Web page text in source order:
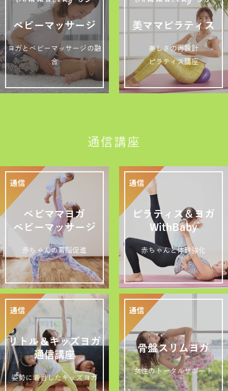
ベビーマッサージ
ヨガとベビーマッサージの融
合
美ママピラティス
美しさの再設計
ピラティス講座
通信講座
ベビママヨガ
ベビーマッサージ
赤ちゃんの育脳促進
ピラティス＆ヨガ
WithBaby
赤ちゃんと体幹強化
リトル＆キッズヨガ
通信講座
姿勢に着目したキッズヨガ
骨盤スリムヨガ
女性のトータルサポート